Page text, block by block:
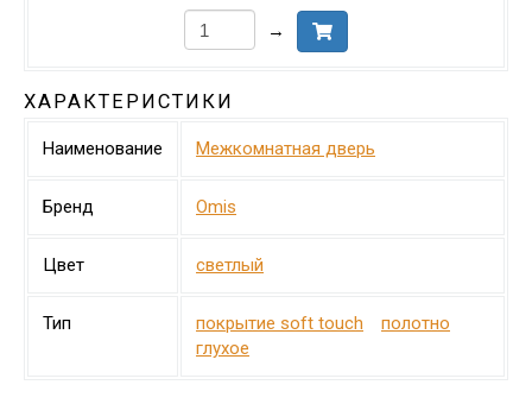
→
ХАРАКТЕРИСТИКИ
Наименование Межкомнатная дверь
Бренд Omis
Цвет светлый
Тип покрытие soft touch
полотно
глухое